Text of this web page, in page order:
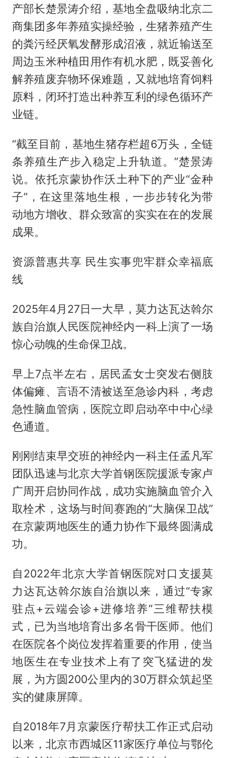
产部长楚景涛介绍，基地全盘吸纳北京二
商集团多年养殖实操经验，生猪养殖产生
的粪污经厌氧发酵形成沼液，就近输送至
周边玉米种植田用作有机水肥，既妥善化
解养殖废弃物环保难题，又就地培育饲料
原料，闭环打造出种养互利的绿色循环产
业链。
“截至目前，基地生猪存栏超6万头，全链
条养殖生产步入稳定上升轨道。”楚景涛
说。依托京蒙协作沃土种下的产业“金种
子”，在这里落地生根，一步步转化为带
动地方增收、群众致富的实实在在的发展
成果。
资源普惠共享 民生实事兜牢群众幸福底
线
2025年4月27日一大早，莫力达瓦达斡尔
族自治旗人民医院神经内一科上演了一场
惊心动魄的生命保卫战。
早上7点半左右，居民孟女士突发右侧肢
体偏瘫、言语不清被送至急诊内科，考虑
急性脑血管病，医院立即启动卒中中心绿
色通道。
刚刚结束早交班的神经内一科主任孟凡军
团队迅速与北京大学首钢医院援派专家卢
广周开启协同作战，成功实施脑血管介入
取栓术，这场与时间赛跑的“大脑保卫战”
在京蒙两地医生的通力协作下最终圆满成
功。
自2022年北京大学首钢医院对口支援莫
力达瓦达斡尔族自治旗以来，通过“专家
驻点+云端会诊+进修培养”三维帮扶模
式，已为当地培育出多名骨干医师。他们
在医院各个岗位发挥着重要的作用，使当
地医生在专业技术上有了突飞猛进的发
展，为方圆200公里内的30万群众筑起坚
实的健康屏障。
自2018年7月京蒙医疗帮扶工作正式启动
以来，北京市西城区11家医疗单位与鄂伦